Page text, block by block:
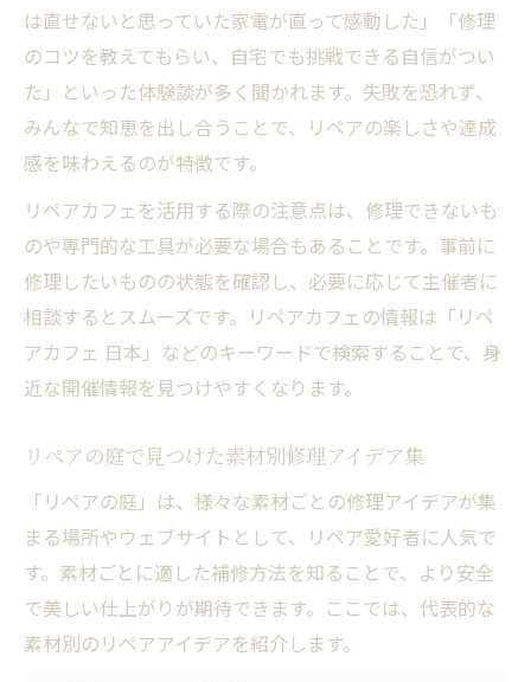
は直せないと思っていた家電が直って感動した」「修理
のコツを教えてもらい、自宅でも挑戦できる自信がつい
た」といった体験談が多く聞かれます。失敗を恐れず、
みんなで知恵を出し合うことで、リペアの楽しさや達成
感を味わえるのが特徴です。
リペアカフェを活用する際の注意点は、修理できないも
のや専門的な工具が必要な場合もあることです。事前に
修理したいものの状態を確認し、必要に応じて主催者に
相談するとスムーズです。リペアカフェの情報は「リペ
アカフェ 日本」などのキーワードで検索することで、身
近な開催情報を見つけやすくなります。
リペアの庭で見つけた素材別修理アイデア集
「リペアの庭」は、様々な素材ごとの修理アイデアが集
まる場所やウェブサイトとして、リペア愛好者に人気で
す。素材ごとに適した補修方法を知ることで、より安全
で美しい仕上がりが期待できます。ここでは、代表的な
素材別のリペアアイデアを紹介します。